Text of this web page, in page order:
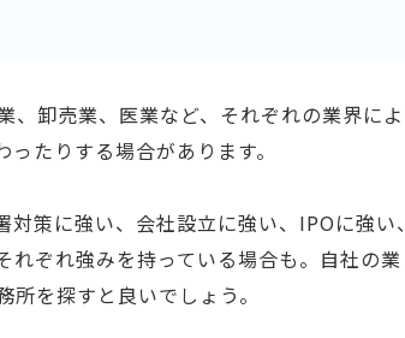
卸売業、医業など、それぞれの業界によ
たりする場合があります。
策に強い、会社設立に強い、IPOに強い、
れぞれ強みを持っている場合も。自社の業
を探すと良いでしょう。